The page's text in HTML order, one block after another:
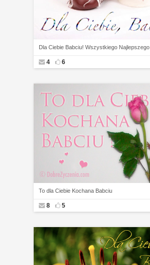
Dla Ciebie Babciu! Wszystkiego Najlepszego
4 6
To dla Ciebie Kochana Babciu
8 5